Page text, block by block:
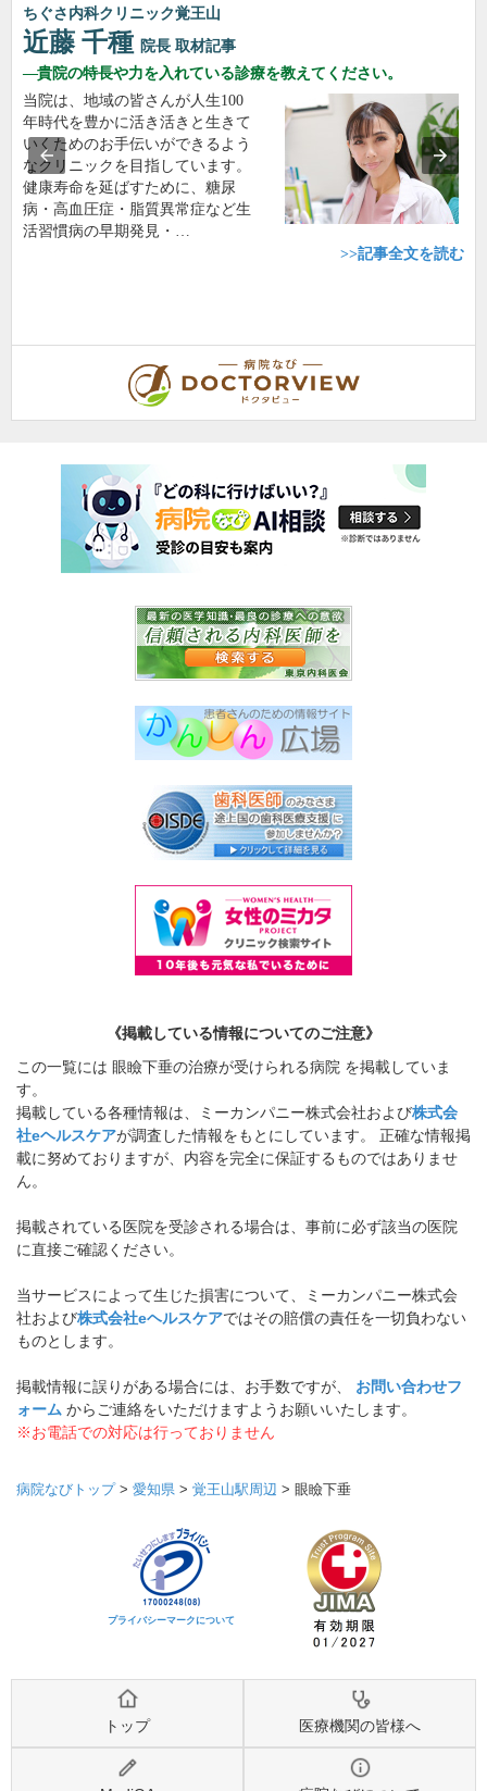
ちぐさ内科クリニック覚王山
近藤 千種 院長 取材記事
貴院の特長や力を入れている診療を教えてください。
当院は、地域の皆さんが人生100
年時代を豊かに活き活きと生きて
いくためのお手伝いができるよう
なクリニックを目指しています。
健康寿命を延ばすために、糖尿
病・高血圧症・脂質異常症など生
活習慣病の早期発見・…
>>記事全文を読む
《掲載している情報についてのご注意》
この一覧には 眼瞼下垂の治療が受けられる病院 を掲載していま
す。
掲載している各種情報は、ミーカンパニー株式会社および株式会
社eヘルスケアが調査した情報をもとにしています。 正確な情報掲
載に努めておりますが、内容を完全に保証するものではありませ
ん。
掲載されている医院を受診される場合は、事前に必ず該当の医院
に直接ご確認ください。
当サービスによって生じた損害について、ミーカンパニー株式会
社および株式会社eヘルスケアではその賠償の責任を一切負わない
ものとします。
掲載情報に誤りがある場合には、お手数ですが、 お問い合わせフ
ォーム からご連絡をいただけますようお願いいたします。
※お電話での対応は行っておりません
病院なびトップ> 愛知県 > 覚王山駅周辺 > 眼瞼下垂
プライバシーマークについて
トップ 医療機関の皆様へ